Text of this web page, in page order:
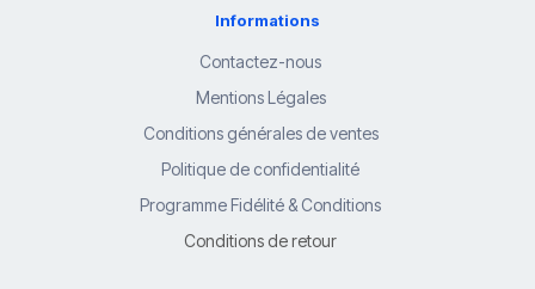
Informations
Contactez-nous
Mentions Légales
Conditions générales de ventes
Politique de confidentialité
Programme Fidélité & Conditions
Conditions de retour